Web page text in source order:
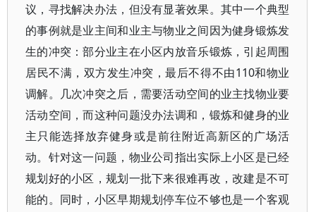
议，寻找解决办法，但没有显著效果。其中一个典型
的事例就是业主间和业主与物业之间因为健身锻炼发
生的冲突：部分业主在小区内放音乐锻炼，引起周围
居民不满，双方发生冲突，最后不得不由110和物业
调解。几次冲突之后，需要活动空间的业主找物业要
活动空间，而这种问题没办法调和，锻炼和健身的业
主只能选择放弃健身或是前往附近高新区的广场活
动。针对这一问题，物业公司指出实际上小区是已经
规划好的小区，规划一批下来很难再改，改建是不可
能的。同时，小区早期规划停车位不够也是一个客观